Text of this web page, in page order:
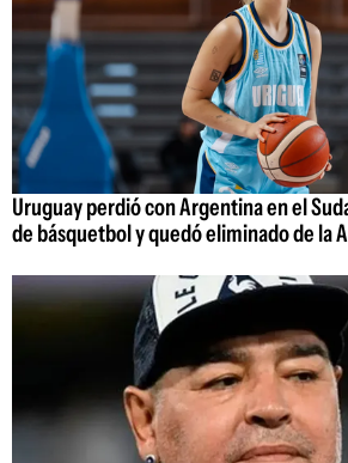
Uruguay perdió con Argentina en el
de básquetbol y quedó eliminado de la